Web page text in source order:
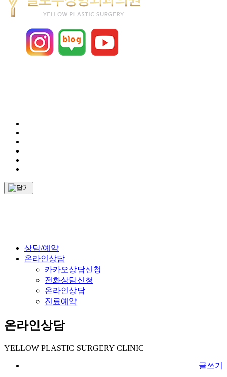
상담/예약
온라인상담
카카오상담신청
전화상담신청
온라인상담
진료예약
온라인상담
YELLOW PLASTIC SURGERY CLINIC
글쓰기